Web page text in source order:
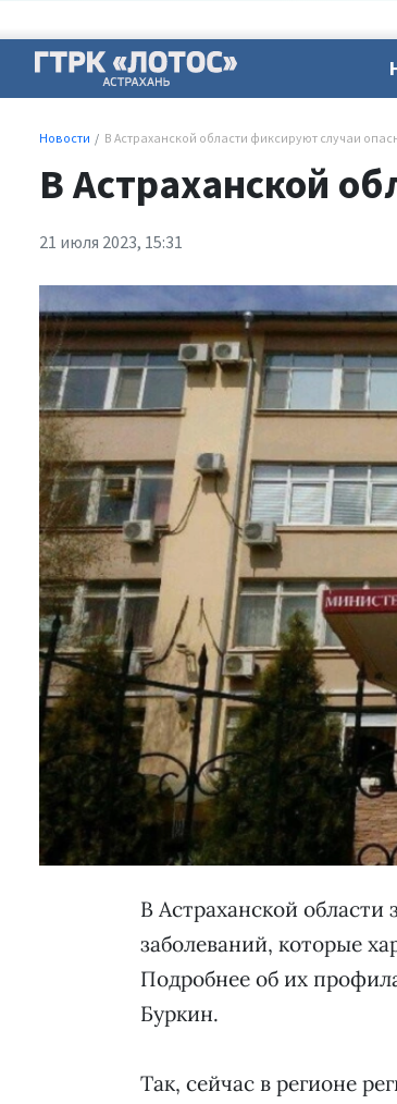
Новости В Астраханской области фиксируют случаи
В Астраханской
21 июля 2023, 15:31
В Астраханской
заболеваний, которые
Подробнее об их
Буркин.
Так, сейчас в регионе